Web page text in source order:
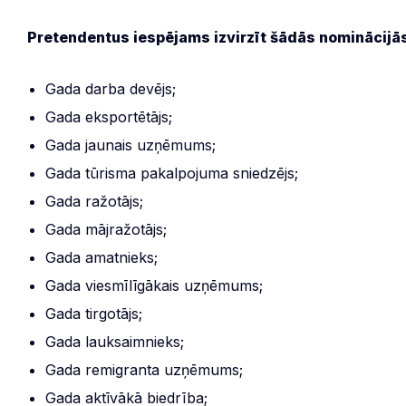
Pretendentus iespējams izvirzīt šādās
Gada darba devējs;
Gada eksportētājs;
Gada jaunais uzņēmums;
Gada tūrisma pakalpojuma sniedzējs;
Gada ražotājs;
Gada mājražotājs;
Gada amatnieks;
Gada viesmīlīgākais uzņēmums;
Gada tirgotājs;
Gada lauksaimnieks;
Gada remigranta uzņēmums;
Gada aktīvākā biedrība;